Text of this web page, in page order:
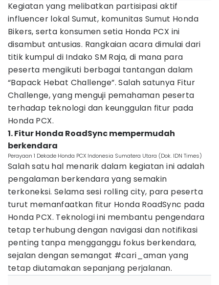
Kegiatan yang melibatkan partisipasi aktif
influencer lokal Sumut, komunitas Sumut Honda
Bikers, serta konsumen setia Honda PCX ini
disambut antusias. Rangkaian acara dimulai dari
titik kumpul di Indako SM Raja, di mana para
peserta mengikuti berbagai tantangan dalam
“Bapack Hebat Challenge”. Salah satunya Fitur
Challenge, yang menguji pemahaman peserta
terhadap teknologi dan keunggulan fitur pada
Honda PCX.
1. Fitur Honda RoadSync mempermudah
berkendara
Perayaan 1 Dekade Honda PCX Indonesia Sumatera Utara (Dok. IDN Times)
Salah satu hal menarik dalam kegiatan ini adalah
pengalaman berkendara yang semakin
terkoneksi. Selama sesi rolling city, para peserta
turut memanfaatkan fitur Honda RoadSync pada
Honda PCX. Teknologi ini membantu pengendara
tetap terhubung dengan navigasi dan notifikasi
penting tanpa mengganggu fokus berkendara,
sejalan dengan semangat #cari_aman yang
tetap diutamakan sepanjang perjalanan.